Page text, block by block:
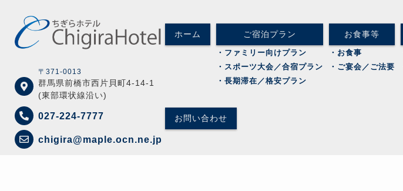
〒371-0013
群馬県前橋市西片貝町4-14-1
(東部環状線沿い)
027-224-7777
chigira@maple.ocn.ne.jp
ホーム ご宿泊プラン
・ファミリー向けプラン
・スポーツ大会／合宿プラン
・長期滞在／格安プラン
お食事等
・お食事
・ご宴会／ご法要
お問い合わせ